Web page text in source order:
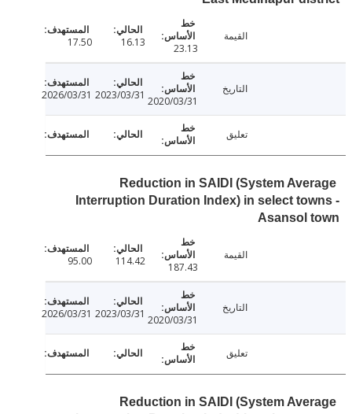
16.13
17.50
2020/03/31
2023/03/31
2026/03/31
Reduction in SAIDI (System
Interruption Duration Index) in select
Asansol
114.42
95.00
2020/03/31
2023/03/31
2026/03/31
Reduction in SAIDI (System